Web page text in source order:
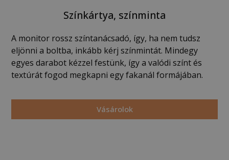
Színkártya, színminta
A monitor rossz színtanácsadó, így, ha nem tudsz
eljönni a boltba, inkább kérj színmintát. Mindegy
egyes darabot kézzel festünk, így a valódi színt és
textúrát fogod megkapni egy fakanál formájában.
Vásárolok